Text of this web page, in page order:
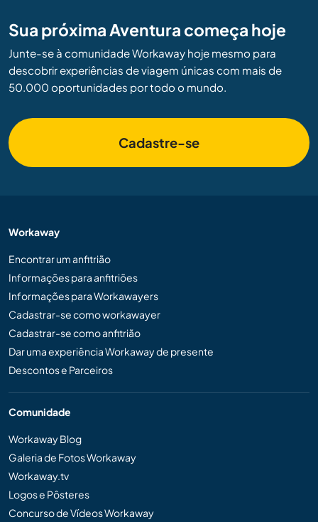
Sua próxima Aventura começa hoje
Junte-se à comunidade Workaway hoje mesmo para
descobrir experiências de viagem únicas com mais de
50.000 oportunidades por todo o mundo.
Cadastre-se
Workaway
Encontrar um anfitrião
Informações para anfitriões
Informações para Workawayers
Cadastrar-se como workawayer
Cadastrar-se como anfitrião
Dar uma experiência Workaway de presente
Descontos e Parceiros
Comunidade
Workaway Blog
Galeria de Fotos Workaway
Workaway.tv
Logos e Pôsteres
Concurso de Vídeos Workaway